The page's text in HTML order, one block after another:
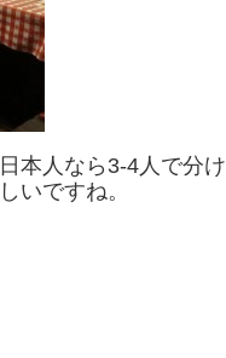
本人なら3-4人で分け
いですね。